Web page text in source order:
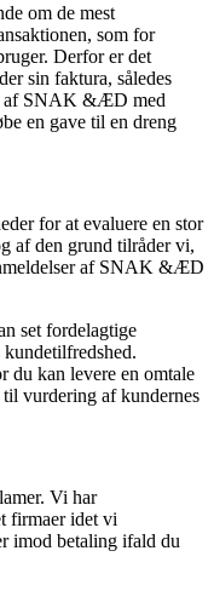
om de mest
som for
Derfor er det
sin faktura, således
af SNAK &ÆD med
en gave til en dreng
for at evaluere en stor
af den grund tilråder vi,
af SNAK &ÆD
set fordelagtige
du kan levere en omtale
vurdering af kundernes
Vi har
firmaer idet vi
imod betaling ifald du